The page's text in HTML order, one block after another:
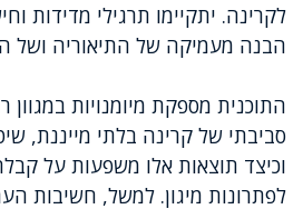
לקרינה. יתקיימו תרגילי מדידות
הבנה מעמיקה של התיאוריה ושל
התוכנית מספקת מיומנויות
סביבתי של קרינה בלתי מייננת,
וכיצד תוצאות אלו משפעות על
לפתרונות מיגון. למשל, חשיבות